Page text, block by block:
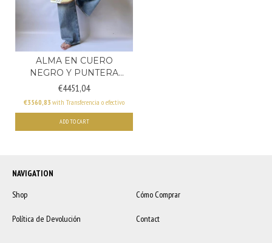
ALMA EN CUERO
NEGRO Y PUNTERA
NEGRA - (C...
€4451,04
€3560,83 with Transferencia o efectivo
ADD TO CART
NAVIGATION
Shop
Cómo Comprar
Política de Devolución Contact